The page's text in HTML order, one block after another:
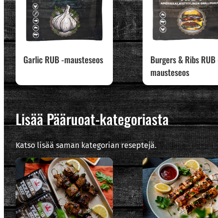
Garlic RUB -mausteseos
Burgers & Ribs
mausteseos
Lisää Pääruoat-kategoriasta
Katso lisää saman kategorian reseptejä.